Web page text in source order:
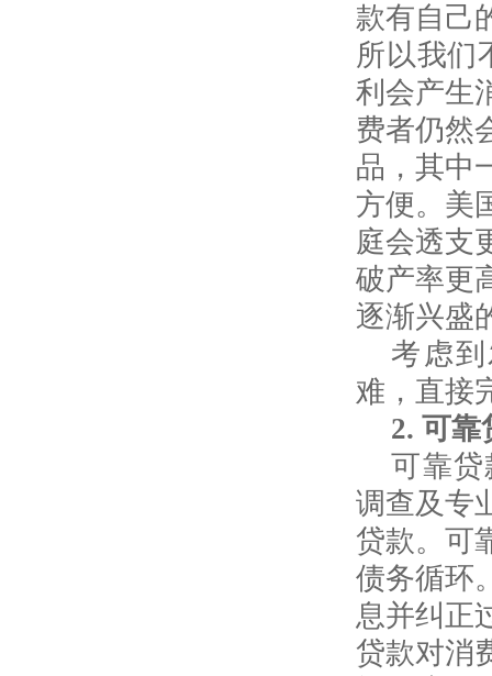
款有自己
所以我们
利会产生
费者仍然
品，其中
方便。美
庭会透支
破产率更
逐渐兴盛
考虑
难，直接
2.可靠
可靠贷
调查及专
贷款。可
债务循环
息并纠正
贷款对消